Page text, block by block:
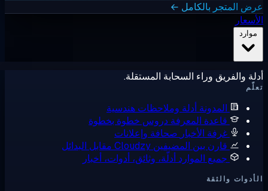
المتجر بالكامل ←
والفريق وراء السحابة المستقلة.
المدونةأدلة وملاحظات هندسية
قاعدة المعرفة دروس خطوة بخطوة
غرفة الأخبارصحافة وإعلانات
قارن بين المضيفينCloudzy مقابل البدائل
جميع الموارد أدلّة، وثائق، أدوات، أخبار
والثقة